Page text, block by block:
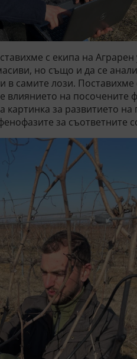
с екипа на
но също и да се
в самите лози.
влиянието на посочените
за развитието на
за съответните